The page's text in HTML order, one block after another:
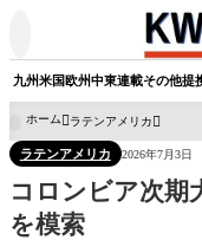
九州米国欧州中東連載その他提
ホーム ラテンアメリカ
ラテンアメリカ 2026年7月3日
コロンビア次期
を模索